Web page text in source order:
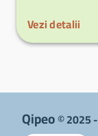
Vezi detalii
Qipeo© 2025 -